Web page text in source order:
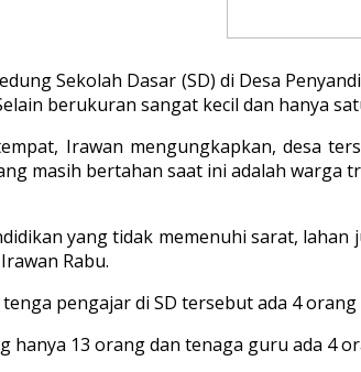
Sekolah Dasar (SD) di Desa
berukuran sangat kecil dan hanya
Irawan mengungkapkan, desa
masih bertahan saat ini adalah warga
yang tidak memenuhi sarat,
Rabu.
pengajar di SD tersebut ada 4
hanya 13 orang dan tenaga guru ada 4